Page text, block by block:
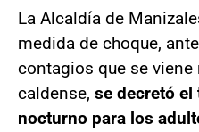
La Alcaldía de
medida de choque,
contagios que se
caldense, se decretó el
nocturno para los